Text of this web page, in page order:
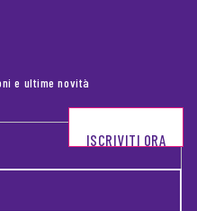
e ultime novità
ISCRIVITI ORA